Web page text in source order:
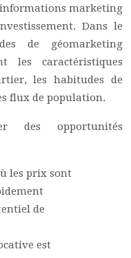
informations marketing
Dans le
de géomarketing
les caractéristiques
les habitudes de
flux de population.
des opportunités
les prix sont
de
est